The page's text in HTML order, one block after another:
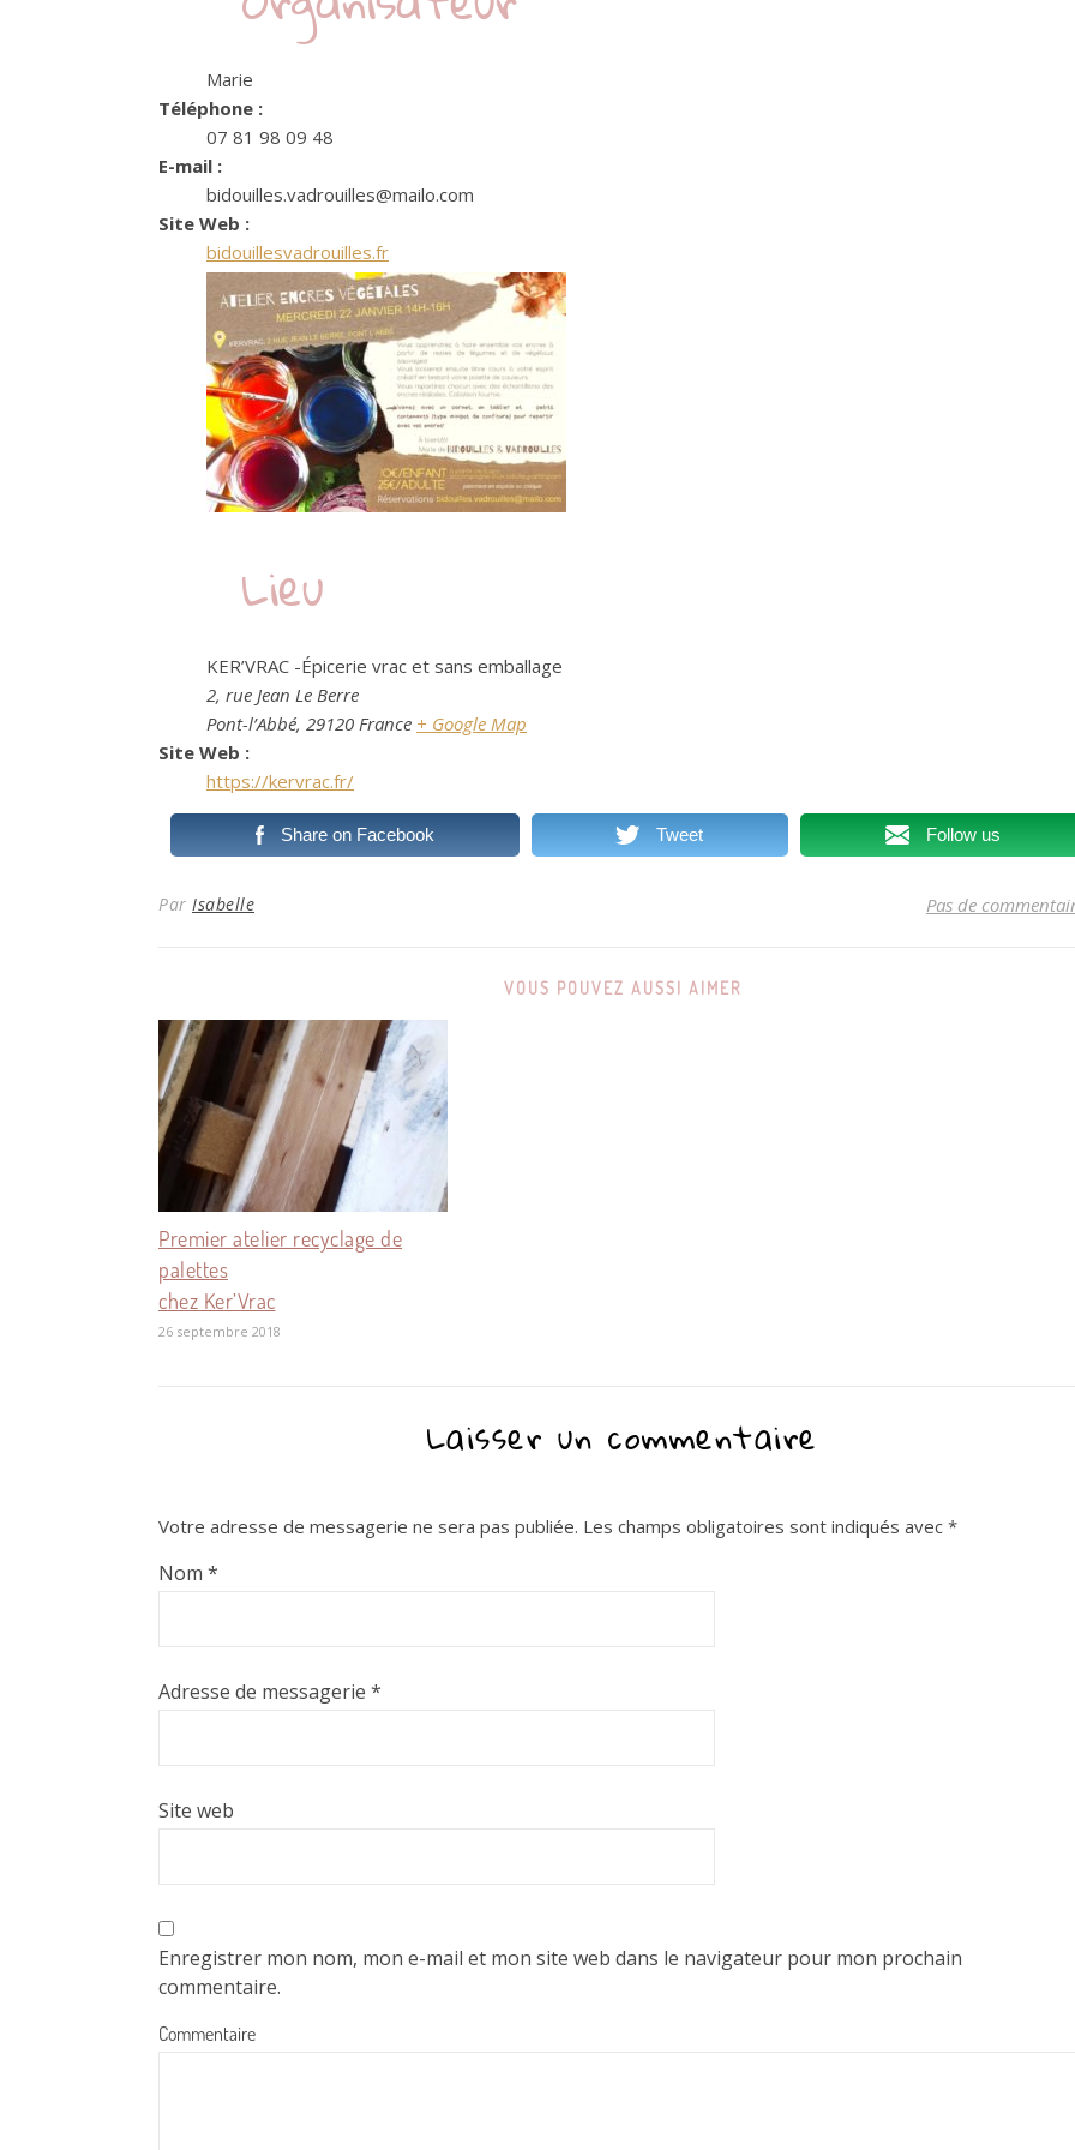
Marie
Téléphone :
07 81 98 09 48
E-mail :
bidouilles.vadrouilles@mailo.com
Site Web :
bidouillesvadrouilles.fr
Lieu
KER’VRAC -Épicerie vrac et sans emballage
2, rue Jean Le Berre
Pont-l’Abbé, 29120 France + Google Map
Site Web :
https://kervrac.fr/
Share on Facebook Tweet Follow us
Par Isabelle Pas de
VOUS POUVEZ AUSSI AIMER
Premier atelier recyclage de
palettes
chez Ker’Vrac
26 septembre 2018
Laisser un commentaire
Votre adresse de messagerie ne sera pas publiée. Les champs obligatoires sont indiqués avec *
Nom *
Adresse de messagerie *
Site web
Enregistrer mon nom, mon e-mail et mon site web dans le navigateur pour mon prochain
commentaire.
Commentaire